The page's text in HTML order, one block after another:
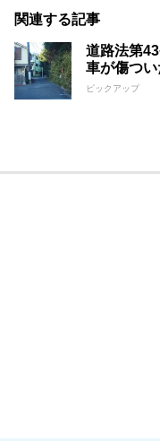
関連する記事
道路法第
車が傷つ
ピックアップ